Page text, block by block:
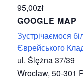
95,00zł
GOOGLE MAP
Зустрічаємося
Єврейського
ul. Ślężna 37/39
Wroclaw, 50-301